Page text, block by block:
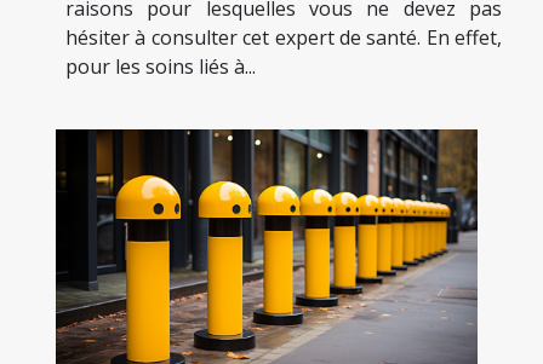
raisons pour lesquelles vous ne devez pas
hésiter à consulter cet expert de santé. En effet,
pour les soins liés à...